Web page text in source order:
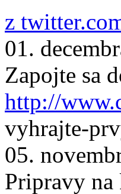
z
01.
Zapojte sa
http://
vyhrajte-
05.
Pripravy na